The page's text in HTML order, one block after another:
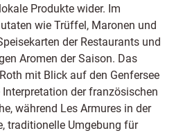
Produkte wider. Im
wie Trüffel, Maronen und
der Restaurants und
Aromen der Saison. Das
mit Blick auf den Genfersee
der französischen
während Les Armures in der
traditionelle Umgebung für